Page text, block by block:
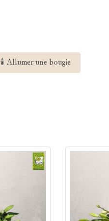
🕯 Allumer une bougie